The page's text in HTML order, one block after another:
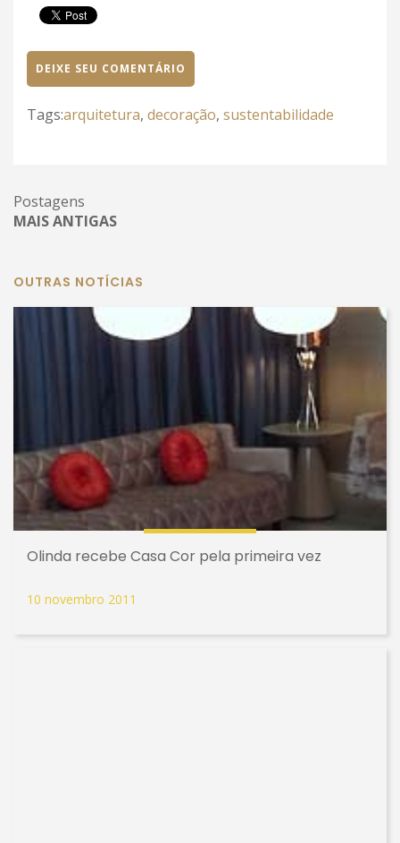
DEIXE SEU COMENTÁRIO
Tags:arquitetura, decoração, sustentabilidade
Postagens
MAIS ANTIGAS
OUTRAS NOTÍCIAS
Olinda recebe Casa Cor pela primeira vez
10 novembro 2011